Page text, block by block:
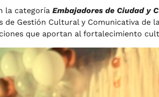
la categoría Embajadores de Ciudad y
Gestión Cultural y Comunicativa de
que aportan al fortalecimiento